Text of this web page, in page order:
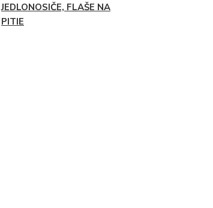
JEDLONOSIČE, FLAŠE NA
PITIE